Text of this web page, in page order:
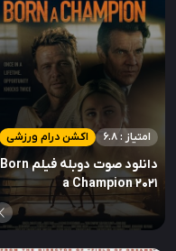
اکشن درام ورزشی امتیاز : 6.8
دانلود صوت دوبله فیلم Born
a Champion 2021